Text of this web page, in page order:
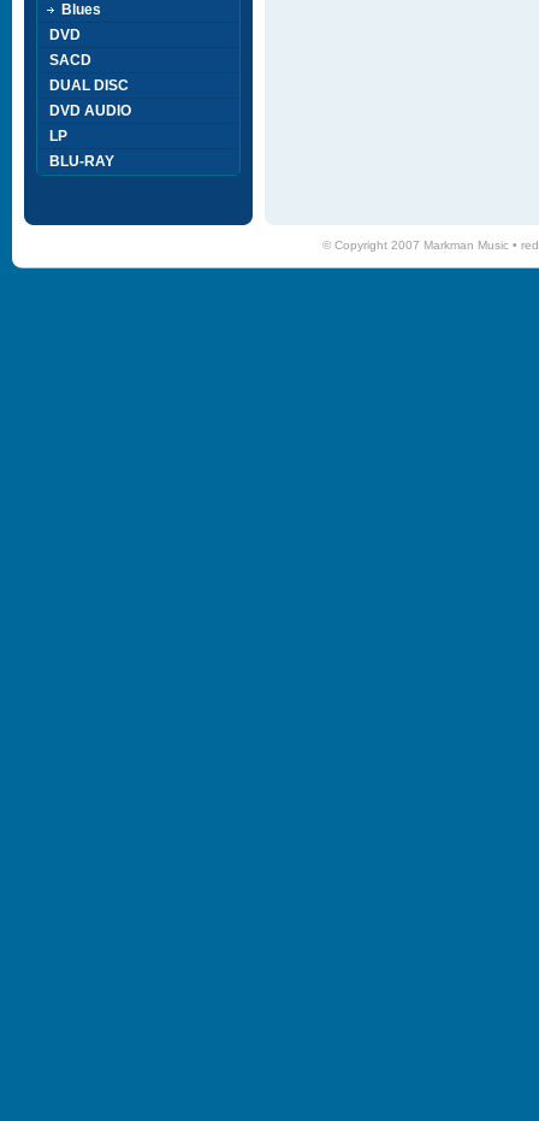
Blues
DVD
SACD
DUAL DISC
DVD AUDIO
LP
BLU-RAY
© Copyright 2007 Markman Music •